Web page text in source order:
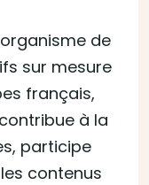
de
sur mesure
français,
à la
participe
contenus